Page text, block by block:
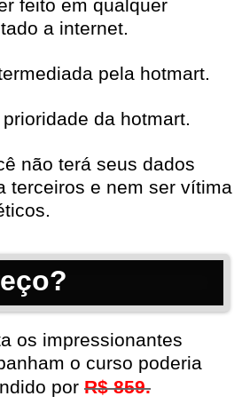
feito em qualquer
a internet.
pela hotmart.
da hotmart.
não terá seus dados
terceiros e nem ser vítima
os impressionantes
o curso poderia
por R$ 859.